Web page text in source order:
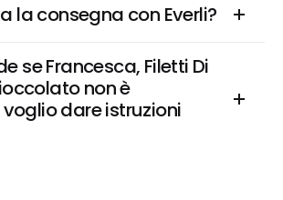
la consegna con Everli?
se Francesca, Filetti Di
non è
dare istruzioni